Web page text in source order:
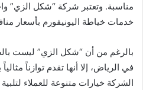
مناسبة. وتعتبر شركة “شكل الزي”
خدمات خياطة اليونيفورم بأسعار
بالرغم من أن “شكل الزي” ليست
في الرياض، إلا أنها تقدم توازناً
الشركة خيارات متنوعة للعملاء